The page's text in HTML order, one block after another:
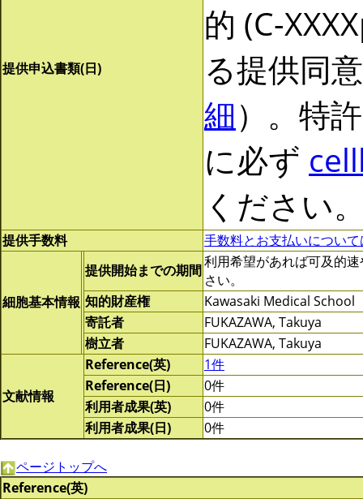
提供申込書類(日)
的 (C-
る提供同
細）。特
に必ず
ください
提供手数料 手数料とお支払いについ
細胞基本情報
提供開始までの期間利用希望があれば可及的
さい。
知的財産権
Kawasaki Medical School
寄託者
FUKAZAWA, Takuya
樹立者
FUKAZAWA, Takuya
文献情報
Reference(英)
1件
Reference(日)
0件
利用者成果(英)
0件
利用者成果(日)
0件
ページトップへ
Reference(英)